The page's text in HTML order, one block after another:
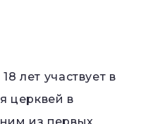
лет участвует в
церквей в